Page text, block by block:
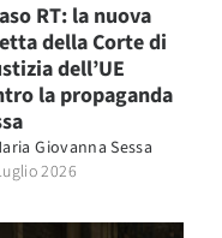
RT: la nuova
della Corte di
dell’UE
la propaganda
Giovanna Sessa
2026